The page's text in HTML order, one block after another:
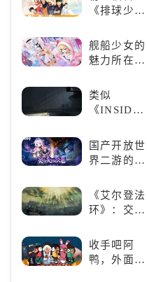
瑕疵
《排球少
HIGH!!》手
游还原经典
舰船少女的
魅力所在：
线》
类似
《INSIDE》
戏！快动起
你的小脑筋
来通关！
国产开放世
界二游的里
神》
《艾尔登法
环》：交界
奇与魂系新
巅峰
收手吧阿
鸭，外面全